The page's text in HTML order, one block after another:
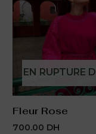
EN RUPTURE
Fleur Rose
700.00 DH